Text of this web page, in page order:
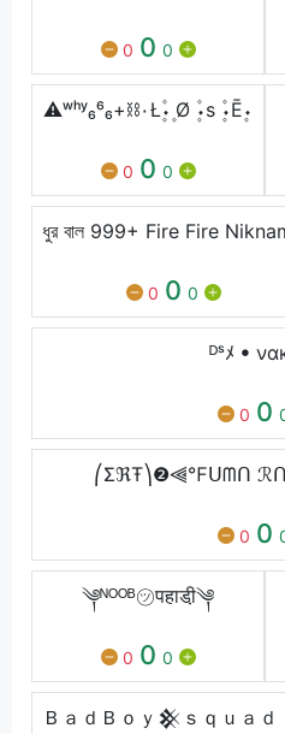
0 0 0
⚠ʷʰʸ₆⁶₆+⛓️۰Ł۪۰۫ ۪Ø ۪۰۫s ۪۰۫Ē۪۰
0 0 0
ধুর বাল 999+ Fire Fire
0 0 0
ᴰˢﾒ ꔷ
0 0
0 0
༆ᴺᴼᴼᴮ㋡पहाडी़༆
0 0 0
ＢａｄＢｏｙ𒆜ｓｑｕａｄ